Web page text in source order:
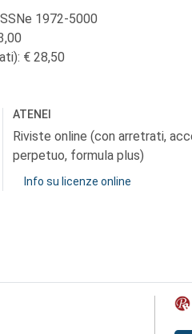
1972-5000
€ 28,50
ATENEI
Riviste online (con arretrati,
perpetuo, formula plus)
Info su licenze online